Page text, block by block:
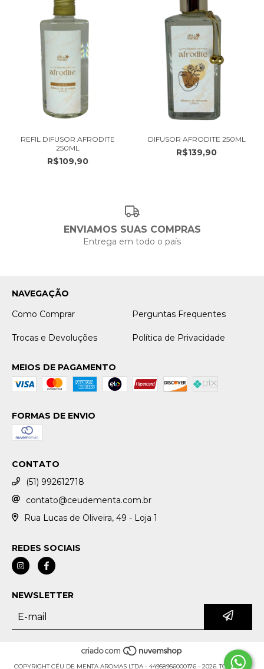
REFIL DIFUSOR AFRODITE
250ML
R$109,90
DIFUSOR AFRODITE 250ML
R$139,90
ENVIAMOS SUAS COMPRAS
Entrega em todo o país
NAVEGAÇÃO
Como Comprar
Perguntas Frequentes
Trocas e Devoluções Política de Privacidade
MEIOS DE PAGAMENTO
FORMAS DE ENVIO
CONTATO
(51) 992612718
contato@ceudementa.com.br
Rua Lucas de Oliveira, 49 - Loja 1
REDES SOCIAIS
NEWSLETTER
COPYRIGHT CÉU DE MENTA AROMAS LTDA - 44958956000176 - 2026. TODOS OS